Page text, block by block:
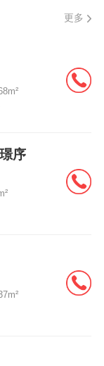
员店业务。
，自2020年
快速扩张，
年12月8日
月左右时间
截至2023年
场，二十多
2025年7月
更多
序